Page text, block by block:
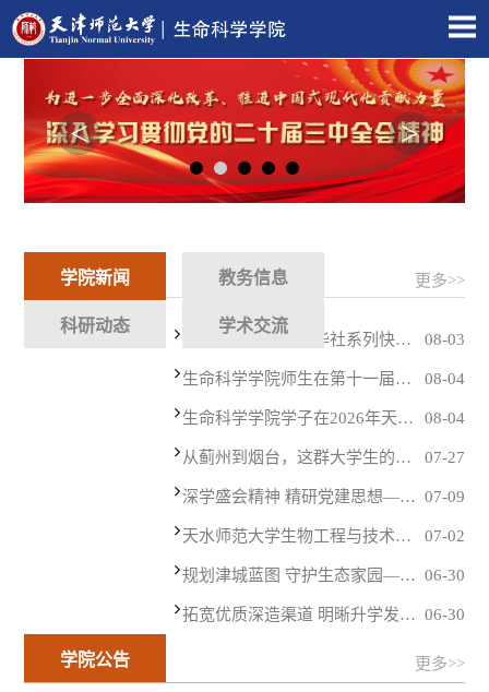
>
<
学院新闻 更多>>
教务信息
科研动态 学术交流
【学习进行时】新华社系列快评：学习贯彻习近平总书记对基础教育工作重要指示精神 08-03
生命科学学院师生在第十一届全国大学生生命科学竞赛中喜获佳绩 08-04
生命科学学院学子在2026年天津市普通高等学校大学数学竞赛中取得佳绩 08-04
从蓟州到烟台，这群大学生的暑假“野”出了圈——生命科学学院“乡”约山海实践团暑期社会实践纪实 07-27
深学盛会精神 精研党建思想——生命科学学院党委召开专题学习研讨会议 07-09
天水师范大学生物工程与技术学院一行来我院访问调研 07-02
规划津城蓝图 守护生态家园——生命科学学院联合天津市规划展览馆举办庆祝中国共产党成立105周年“大思政课”实践活动暨教学实践基地揭牌仪式 06-30
拓宽优质深造渠道 明晰升学发展路径——生命科学学院举办深圳大学医学部2027年研究生招生专场宣讲会 06-30
学院公告 更多>>